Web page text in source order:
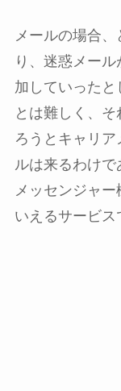
メールの場合
り、迷惑メー
加していったと
とは難しく、
ろうとキャリ
ルは来るわけ
メッセンジャ
いえるサービス